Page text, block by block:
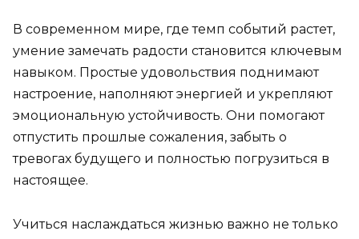
В современном мире, где темп событий растет,
умение замечать радости становится ключевым
навыком. Простые удовольствия поднимают
настроение, наполняют энергией и укрепляют
эмоциональную устойчивость. Они помогают
отпустить прошлые сожаления, забыть о
тревогах будущего и полностью погрузиться в
настоящее.
Учиться наслаждаться жизнью важно не только